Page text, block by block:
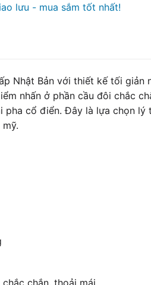
lưu - mua sắm tốt nhất!
Nhật Bản với thiết kế tối giản
nhấn ở phần cầu đôi chắc
pha cổ điển. Đây là lựa chọn lý
chắn, thoải mái